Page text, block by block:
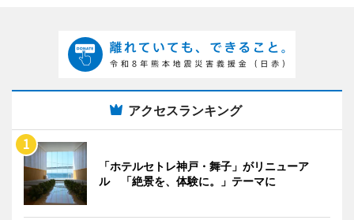
アクセスランキング
「ホテルセトレ神戸・舞子」がリニューア
ル 「絶景を、体験に。」テーマに